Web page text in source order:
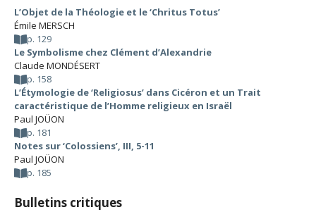
L’Objet de la Théologie et le ‘Chritus Totus’
Émile MERSCH
p. 129
Le Symbolisme chez Clément d’Alexandrie
Claude MONDÉSERT
p. 158
L’Étymologie de ‘Religiosus’ dans Cicéron et un Trait
caractéristique de l’Homme religieux en Israël
Paul JOÜON
p. 181
Notes sur ‘Colossiens’, III, 5-11
Paul JOÜON
p. 185
Bulletins critiques